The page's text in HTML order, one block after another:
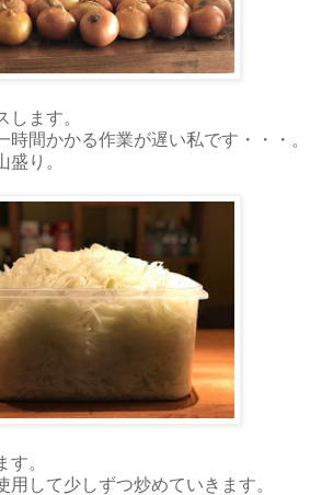
します。
時間かかる作業が遅い私です・・・。
盛り。
。
用して少しずつ炒めていきます。